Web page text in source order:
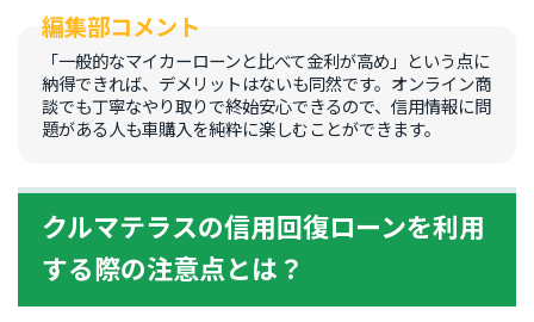
「一般的なマイカーローンと比べて金利が高め」という点に
納得できれば、デメリットはないも同然です。オンライン商
談でも丁寧なやり取りで終始安心できるので、信用情報に問
題がある人も車購入を純粋に楽しむことができます。
クルマテラスの信用回復ローンを利用
する際の注意点とは？